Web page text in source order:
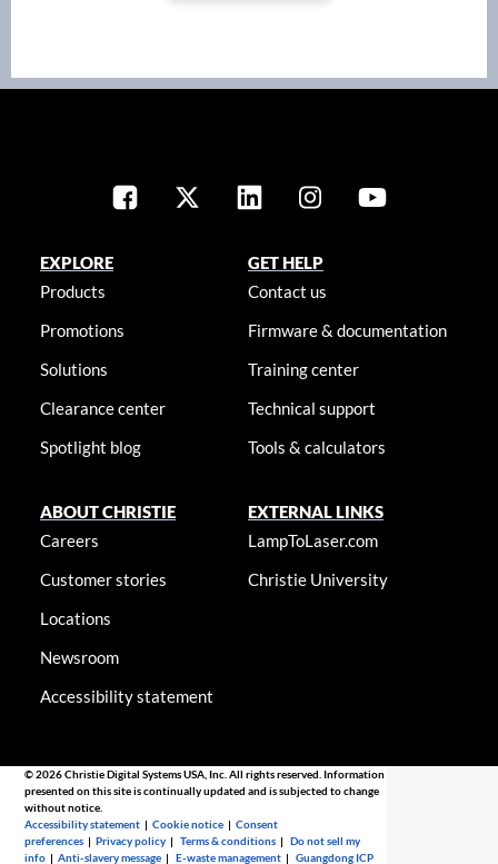
EXPLORE
Products
Promotions
Solutions
Clearance center
Spotlight blog
GET HELP
Contact us
Firmware & documentation
Training center
Technical support
Tools & calculators
ABOUT CHRISTIE
Careers
Customer stories
Locations
Newsroom
Accessibility statement
EXTERNAL LINKS
LampToLaser.com
Christie University
© 2026 Christie Digital Systems USA, Inc. All rights reserved. Information
presented on this site is continually updated and is subjected to change
without notice.
Accessibility statement |Cookie notice |Consent
preferences |Privacy policy |Terms & conditions |Do not sell my
info |Anti-slavery message |E-waste management |Guangdong ICP